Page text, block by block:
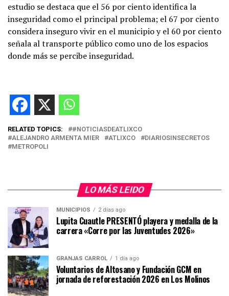
estudio se destaca que el 56 por ciento identifica la
inseguridad como el principal problema; el 67 por ciento
considera inseguro vivir en el municipio y el 60 por ciento
señala al transporte público como uno de los espacios
donde más se percibe inseguridad.
RELATED TOPICS:
#NOTICIASDEATLIXCO
ALEJANDRO ARMENTA MIER
ATLIXCO
DIARIOSINSECRETOS
METROPOLI
LO MÁS LEIDO
MUNICIPIOS 2 días ago
Lupita Cuautle PRESENTÓ playera y medalla de la
carrera «Corre por las Juventudes 2026»
GRANJAS CARROL 1 día ago
Voluntarios de Altosano y Fundación GCM en
jornada de reforestación 2026 en Los Molinos